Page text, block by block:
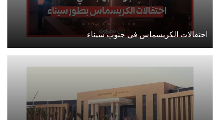
احتفالات الكريسماس في جنوب سيناء